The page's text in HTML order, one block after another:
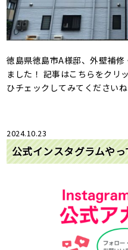
徳島県徳島市A様邸、外壁補
ました！ 記事はこちらをクリ
ひチェックしてみてくださいね
2024.10.23
公式インスタグラムや